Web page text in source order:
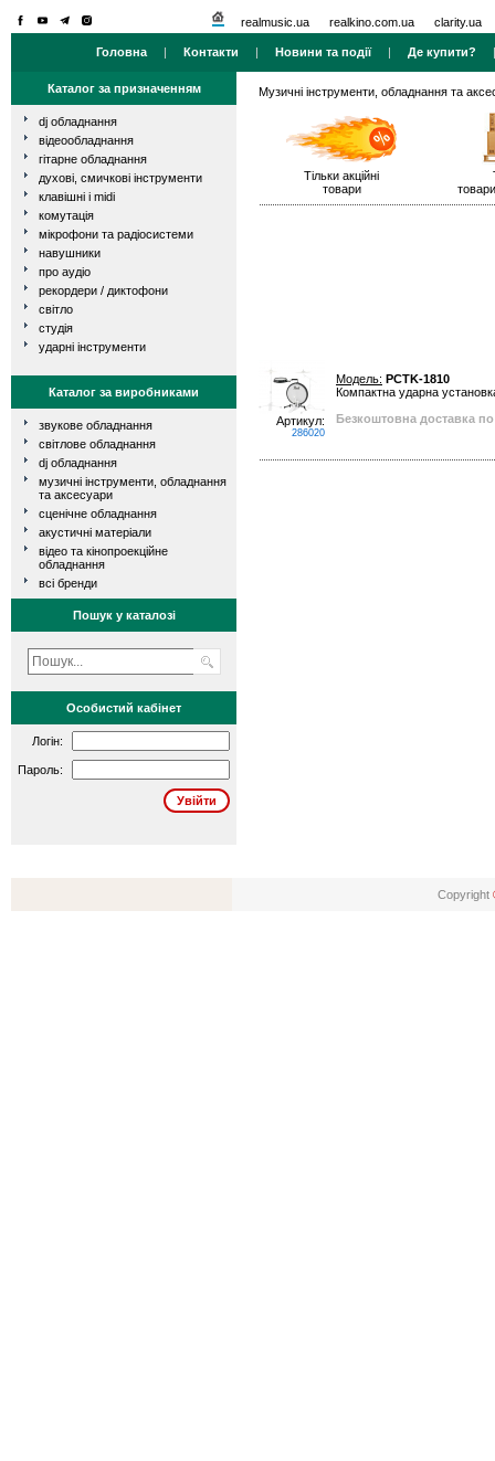
realmusic.ua realkino.com.ua clarity.ua
Головна | Контакти | Новини та події| Де купити?
Каталог за призначенням
dj обладнання
відеообладнання
гітарне обладнання
духові, смичкові інструменти
клавішні і midi
комутація
мікрофони та радіосистеми
навушники
про аудіо
рекордери / диктофони
світло
студія
ударні інструменти
Каталог за виробниками
звукове обладнання
світлове обладнання
dj обладнання
музичні інструменти, обладнання
та аксесуари
сценічне обладнання
акустичні матеріали
відео та кінопроекційне
обладнання
всі бренди
Пошук у каталозі
Особистий кабінет
Логін:
Пароль:
Музичні інструменти, обладнання та
Тільки акційні
товари
Артикул:
286020
Модель: PCTK-1810
Компактна ударна
Безкоштовна доставка по
Copyright